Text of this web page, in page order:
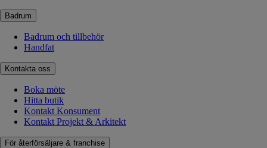
Badrum
Badrum och tillbehör
Handfat
Kontakta oss
Boka möte
Hitta butik
Kontakt Konsument
Kontakt Projekt & Arkitekt
För återförsäljare & franchise